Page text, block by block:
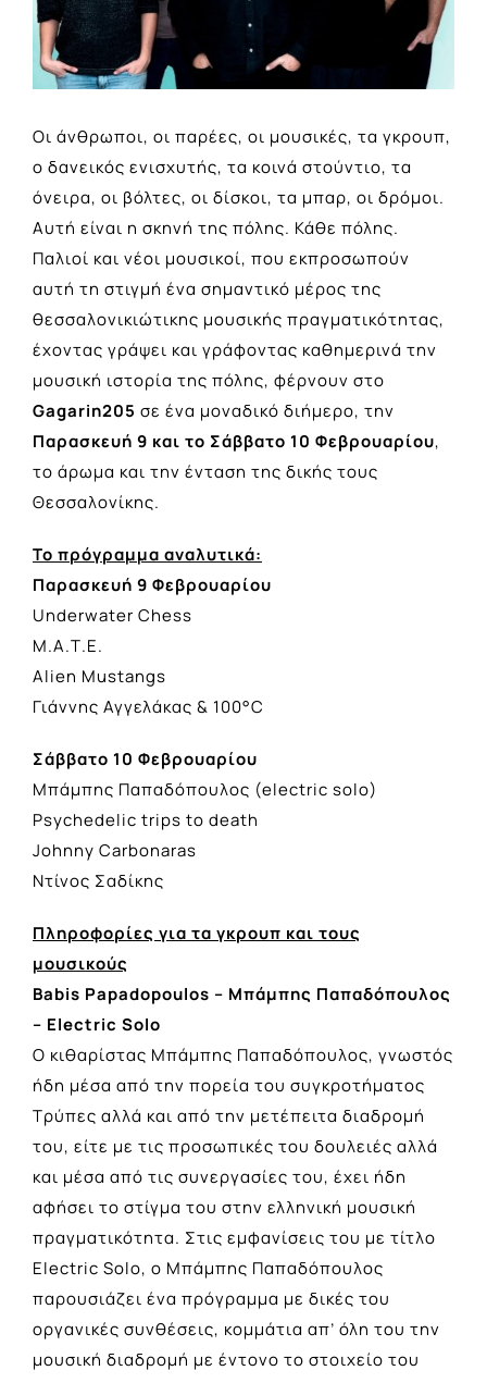
Οι άνθρωποι, οι παρέες, οι μουσικές, τα γκρουπ,
ο δανεικός ενισχυτής, τα κοινά στούντιο, τα
όνειρα, οι βόλτες, οι δίσκοι, τα μπαρ, οι δρόμοι.
Αυτή είναι η σκηνή της πόλης. Κάθε πόλης.
Παλιοί και νέοι μουσικοί, που εκπροσωπούν
αυτή τη στιγμή ένα σημαντικό μέρος της
θεσσαλονικιώτικης μουσικής πραγματικότητας,
έχοντας γράψει και γράφοντας καθημερινά την
μουσική ιστορία της πόλης, φέρνουν στο
Gagarin205 σε ένα μοναδικό διήμερο, την
Παρασκευή 9 και το Σάββατο 10 Φεβρουαρίου,
το άρωμα και την ένταση της δικής τους
Θεσσαλονίκης.
Το πρόγραμμα αναλυτικά:
Παρασκευή 9 Φεβρουαρίου
Underwater Chess
Μ.Α.Τ.Ε.
Alien Mustangs
Γιάννης Αγγελάκας & 100°C
Σάββατο 10 Φεβρουαρίου
Μπάμπης Παπαδόπουλος (electric solo)
Psychedelic trips to death
Johnny Carbonaras
Ντίνος Σαδίκης
Πληροφορίες για τα γκρουπ και τους
μουσικούς
Babis Papadopoulos – Μπάμπης Παπαδόπουλος
– Electric Solo
Ο κιθαρίστας Μπάμπης Παπαδόπουλος, γνωστός
ήδη μέσα από την πορεία του συγκροτήματος
Τρύπες αλλά και από την μετέπειτα διαδρομή
του, είτε με τις προσωπικές του δουλειές αλλά
και μέσα από τις συνεργασίες του, έχει ήδη
αφήσει το στίγμα του στην ελληνική μουσική
πραγματικότητα. Στις εμφανίσεις του με τίτλο
Electric Solo, ο Μπάμπης Παπαδόπουλος
παρουσιάζει ένα πρόγραμμα με δικές του
οργανικές συνθέσεις, κομμάτια απ’ όλη του την
μουσική διαδρομή με έντονο το στοιχείο του